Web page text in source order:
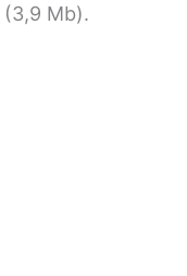
(3,9 Mb).